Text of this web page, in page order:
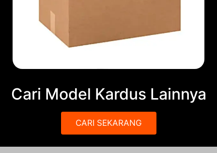
Cari Model Kardus Lainnya
CARI SEKARANG